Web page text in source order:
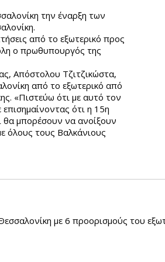
την έναρξη των
από το εξωτερικό προς
ο πρωθυπουργός της
Απόστολου Τζιτζικώστα,
από το εξωτερικό από
«Πιστεύω ότι με αυτό τον
ότι η 15η
θα μπορέσουν να ανοίξουν
όλους τους Βαλκάνιους
με 6 προορισμούς του